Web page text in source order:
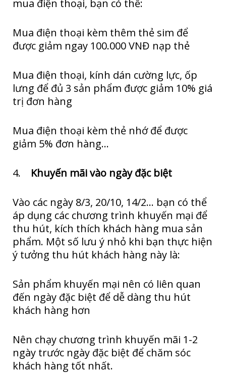
mua điện thoại, bạn có thể:
Mua điện thoại kèm thêm thẻ sim để
được giảm ngay 100.000 VNĐ nạp thẻ
Mua điện thoại, kính dán cường lực, ốp
lưng để đủ 3 sản phẩm được giảm 10% giá
trị đơn hàng
Mua điện thoại kèm thẻ nhớ để được
giảm 5% đơn hàng…
4. Khuyến mãi vào ngày đặc biệt
Vào các ngày 8/3, 20/10, 14/2… bạn có thể
áp dụng các chương trình khuyến mại để
thu hút, kích thích khách hàng mua sản
phẩm. Một số lưu ý nhỏ khi bạn thực hiện
ý tưởng thu hút khách hàng này là:
Sản phẩm khuyến mại nên có liên quan
đến ngày đặc biệt để dễ dàng thu hút
khách hàng hơn
Nên chạy chương trình khuyến mãi 1-2
ngày trước ngày đặc biệt để chăm sóc
khách hàng tốt nhất.